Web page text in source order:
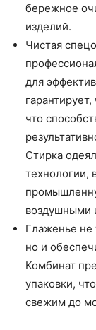
бережное
изделий.
Чистая
для
что
Стирка
воздушными
Глаженье не
но и
Комбинат
упаковки,
свежим до